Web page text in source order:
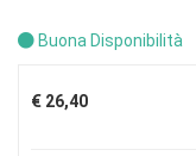
Buona Disponibilità
Prezzo
€ 26,40